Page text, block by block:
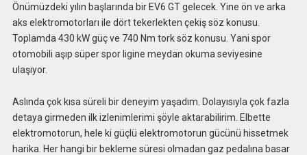
Önümüzdeki yılın başlarında bir EV6 GT gelecek. Yine ön ve arka
aks elektromotorları ile dört tekerlekten çekiş söz konusu.
Toplamda 430 kW güç ve 740 Nm tork söz konusu. Yani spor
otomobili aşıp süper spor ligine meydan okuma seviyesine
ulaşıyor.
Aslında çok kısa süreli bir deneyim yaşadım. Dolayısıyla çok fazla
detaya girmeden ilk izlenimlerimi şöyle aktarabilirim. Elbette
elektromotorun, hele ki güçlü elektromotorun gücünü hissetmek
harika. Her hangi bir bekleme süresi olmadan gaz pedalına basar